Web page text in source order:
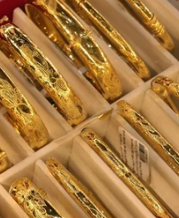
MỤC
an thông tin 7 cá
rõ nguồn gốc